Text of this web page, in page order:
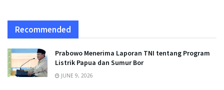
Recommended
Prabowo Menerima Laporan TNI tentang Program
Listrik Papua dan Sumur Bor
JUNE 9, 2026